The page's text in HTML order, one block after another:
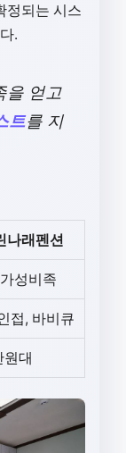
정되는 시스
.
을 얻고
트를 지
나래펜션
성비족
접, 바비큐
대